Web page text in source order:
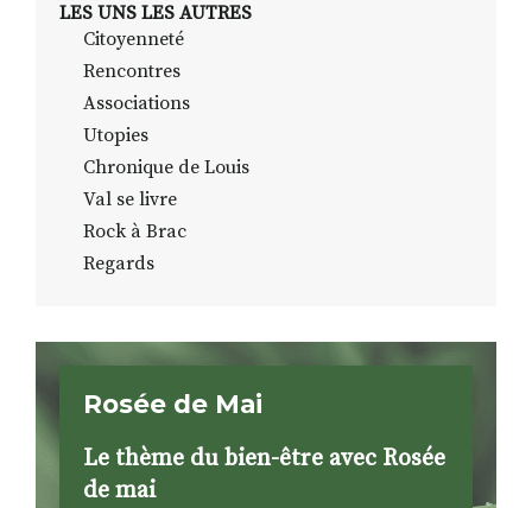
LES UNS LES AUTRES
Citoyenneté
Rencontres
Associations
Utopies
Chronique de Louis
Val se livre
Rock à Brac
Regards
Rosée de Mai
Le thème du bien-être avec Rosée
de mai